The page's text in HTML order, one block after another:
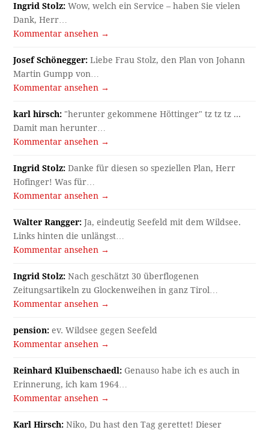
Ingrid Stolz: Wow, welch ein Service – haben Sie vielen
Dank, Herr…
Kommentar ansehen →
Josef Schönegger: Liebe Frau Stolz, den Plan von Johann
Martin Gumpp von…
Kommentar ansehen →
karl hirsch: "herunter gekommene Höttinger" tz tz tz ...
Damit man herunter…
Kommentar ansehen →
Ingrid Stolz: Danke für diesen so speziellen Plan, Herr
Hofinger! Was für…
Kommentar ansehen →
Walter Rangger: Ja, eindeutig Seefeld mit dem Wildsee.
Links hinten die unlängst…
Kommentar ansehen →
Ingrid Stolz: Nach geschätzt 30 überflogenen
Zeitungsartikeln zu Glockenweihen in ganz Tirol…
Kommentar ansehen →
pension: ev. Wildsee gegen Seefeld
Kommentar ansehen →
Reinhard Kluibenschaedl: Genauso habe ich es auch in
Erinnerung, ich kam 1964…
Kommentar ansehen →
Karl Hirsch: Niko, Du hast den Tag gerettet! Dieser